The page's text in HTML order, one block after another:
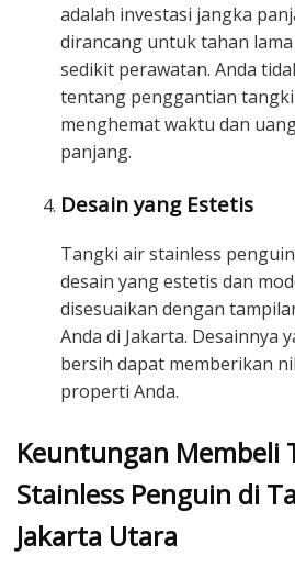
adalah investasi jangka
dirancang untuk tahan
sedikit perawatan. Anda
tentang penggantian
menghemat waktu dan
panjang.
Desain yang Estetis
Tangki air stainless
desain yang estetis dan
disesuaikan dengan
Anda di Jakarta. Desainnya
bersih dapat memberikan
properti Anda.
Keuntungan Membeli
Stainless Penguin di
Jakarta Utara